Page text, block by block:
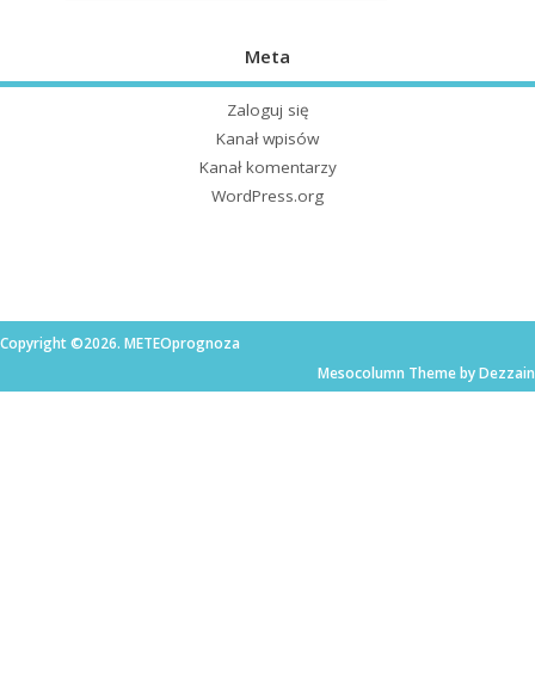
Meta
Zaloguj się
Kanał wpisów
Kanał komentarzy
WordPress.org
Copyright ©2026. METEOprognoza
Mesocolumn Theme by Dezzain